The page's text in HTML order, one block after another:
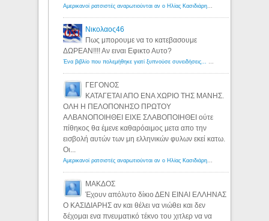
Νικολαος46
Πως μπορουμε να το κατεβασουμε
ΔΩΡΕΑΝ!!!! Αν ειναι Εφικτο Αυτο?
ΓΕΓΟΝΟΣ
ΚΑΤΑΓΕΤΑΙ ΑΠΟ ΕΝΑ ΧΩΡΙΟ ΤΗΣ ΜΑΝΗΣ.
ΟΛΗ Η ΠΕΛΟΠΟΝΗΣΟ ΠΡΩΤΟΥ
ΑΛΒΑΝΟΠΟΙΗΘΕΙ ΕΙΧΕ ΣΛΑΒΟΠΟΙΗΘΕΙ ούτε
πίθηκος θα έμενε καθαρόαιμος μετα απο την
εισβολή αυτών των μη ελληνικών φυλων εκεί κατω.
Οι...
ΜΑΚΔΟΣ
Έχουν απόλυτο δίκιο ΔΕΝ ΕΙΝΑΙ ΕΛΛΗΝΑΣ
Ο ΚΑΣΙΔΙΑΡΗΣ αν και θέλει να νιώθει και δεν
δέχομαι ενα πνευματικό τέκνο του χιτλερ να να